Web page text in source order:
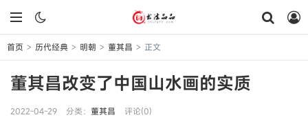
首页 > 历代经典 > 明朝 > 董其昌 > 正文
董其昌改变了中国山水画的实质
2022-04-29 分类： 董其昌 评论(0)